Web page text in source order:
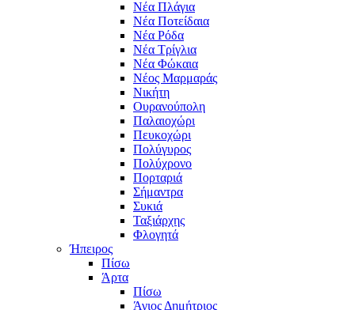
Νέα Πλάγια
Νέα Ποτείδαια
Νέα Ρόδα
Νέα Τρίγλια
Νέα Φώκαια
Νέος Μαρμαράς
Νικήτη
Ουρανούπολη
Παλαιοχώρι
Πευκοχώρι
Πολύγυρος
Πολύχρονο
Πορταριά
Σήμαντρα
Συκιά
Ταξιάρχης
Φλογητά
Ήπειρος
Πίσω
Άρτα
Πίσω
Άγιος Δημήτριος